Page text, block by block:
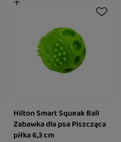
Hilton Smart Squeak Ball
Zabawka dla psa Piszcząca
piłka 6,3 cm